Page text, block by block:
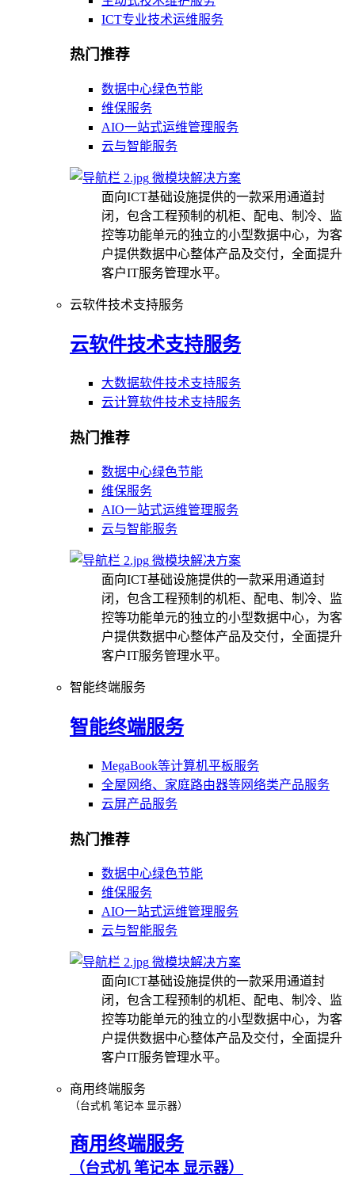
ICT专业技术运维服务
热门推荐
数据中心绿色节能
维保服务
AIO一站式运维管理服务
云与智能服务
微模块解决方案
面向ICT基础设施提供的一款采用通道封
闭，包含工程预制的机柜、配电、制冷、监
控等功能单元的独立的小型数据中心，为客
户提供数据中心整体产品及交付，全面提升
客户IT服务管理水平。
云软件技术支持服务
云软件技术支持服务
大数据软件技术支持服务
云计算软件技术支持服务
热门推荐
数据中心绿色节能
维保服务
AIO一站式运维管理服务
云与智能服务
微模块解决方案
面向ICT基础设施提供的一款采用通道封
闭，包含工程预制的机柜、配电、制冷、监
控等功能单元的独立的小型数据中心，为客
户提供数据中心整体产品及交付，全面提升
客户IT服务管理水平。
智能终端服务
智能终端服务
MegaBook等计算机平板服务
全屋网络、家庭路由器等网络类产品服务
云屏产品服务
热门推荐
数据中心绿色节能
维保服务
AIO一站式运维管理服务
云与智能服务
微模块解决方案
面向ICT基础设施提供的一款采用通道封
闭，包含工程预制的机柜、配电、制冷、监
控等功能单元的独立的小型数据中心，为客
户提供数据中心整体产品及交付，全面提升
客户IT服务管理水平。
商用终端服务
（台式机 笔记本 显示器）
商用终端服务
（台式机 笔记本 显示器）